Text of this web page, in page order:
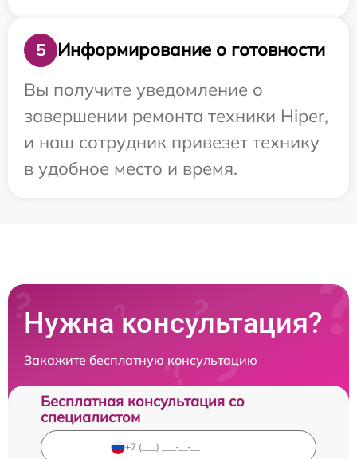
5
Информирование о готовности
Вы получите уведомление о
завершении ремонта техники Hiper,
и наш сотрудник привезет технику
в удобное место и время.
Нужна консультация?
Закажите бесплатную консультацию
Бесплатная консультация со
специалистом